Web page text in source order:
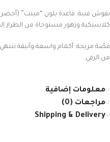
نقوش فنية: قاعدة بلون “مينت”
كلاسيكية وزهور مستوحاة من الطراز
قصّة مريحة: أكمام واسعة وأنيقة
من الرقي.
معلومات إضافية
مراجعات (0)
Shipping & Delivery